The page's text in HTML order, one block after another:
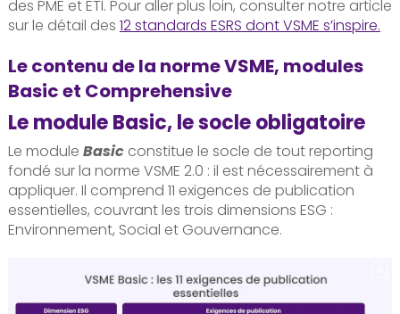
des PME et ETI. Pour aller plus loin, consulter notre article
sur le détail des 12 standards ESRS dont VSME s’inspire.
Le contenu de la norme VSME, modules
Basic et Comprehensive
Le module Basic, le socle obligatoire
Le module Basic constitue le socle de tout reporting
fondé sur la norme VSME 2.0 : il est nécessairement à
appliquer. Il comprend 11 exigences de publication
essentielles, couvrant les trois dimensions ESG :
Environnement, Social et Gouvernance.